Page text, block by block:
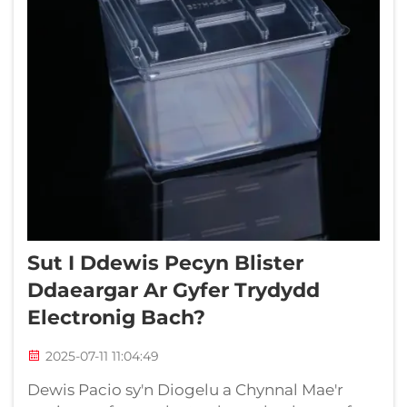
Sut I Ddewis Pecyn Blister
Ddaeargar Ar Gyfer Trydydd
Electronig Bach?
2025-07-11 11:04:49
Dewis Pacio sy'n Diogelu a Chynnal Mae'r